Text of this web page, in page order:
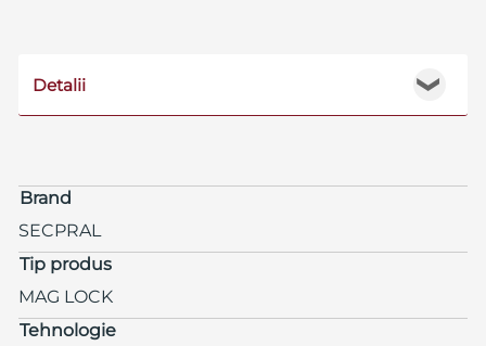
❯
Detalii
Brand
SECPRAL
Tip produs
MAG LOCK
Tehnologie